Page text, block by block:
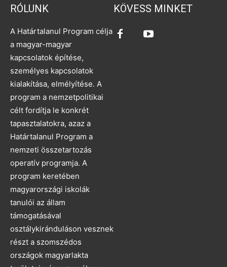
RÓLUNK
A Határtalanul Program célja
a magyar-magyar
kapcsolatok építése,
személyes kapcsolatok
kialakítása, elmélyítése. A
program a nemzetpolitikai
célt fordítja le konkrét
tapasztalatokra, azaz a
Határtalanul Program a
nemzeti összetartozás
operatív programja. A
program keretében
magyarországi iskolák
tanulói az állam
támogatásával
osztálykiránduláson vesznek
részt a szomszédos
országok magyarlakta
KÖVESS MINKET